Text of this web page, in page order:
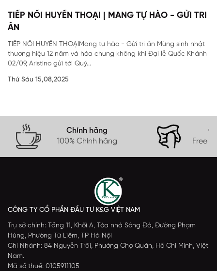
TIẾP NỐI HUYỀN THOẠI | MANG TỰ HÀO - GỬI TRI
ÂN
TIẾP NỐI HUYỀN THOẠIMang tự hào - Gửi tri ân Mừng sinh nhật
thương hiệu 12 năm và hòa chung không khí Đại lễ Quốc Khánh
02/09, Aristino gửi tới Quý...
Thứ Sáu 15,08,2025
Chính hãng
100% Chính hãng
Free
CÔNG TY CỔ PHẦN ĐẦU TƯ K&G VIỆT NAM
Trụ sở chính: Tầng 11, Khối A, Tòa nhà Sông Đà, Đường Phạm
Hùng, Phường Từ Liêm, TP Hà Nội
Chi Nhánh: 84 Nguyễn Trãi, Phường Chợ Quán, Hồ Chí Minh, Việt
Nam.
Mã số thuế: 0105911105